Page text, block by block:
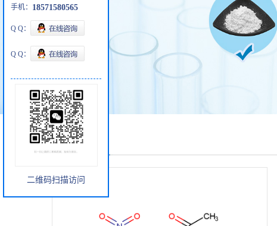
产品展厅
手机： 18571580565
Q Q：
Q Q：
二维码扫描访问